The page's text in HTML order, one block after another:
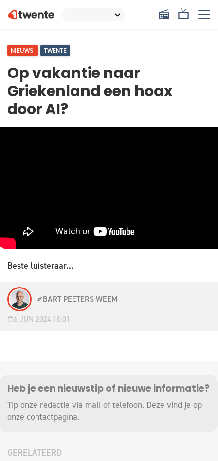
NIEUWS TWENTE
Op vakantie naar
Griekenland een hoax
door AI?
Beste luisteraar...
BART PEETERS WEEM
6 JUN 2024 10:01
Heb je een nieuwstip of nieuwe informatie?
Tip onze redactie via mail of telefoon. Deze vind je op
onze contactpagina.
GERELATEERD